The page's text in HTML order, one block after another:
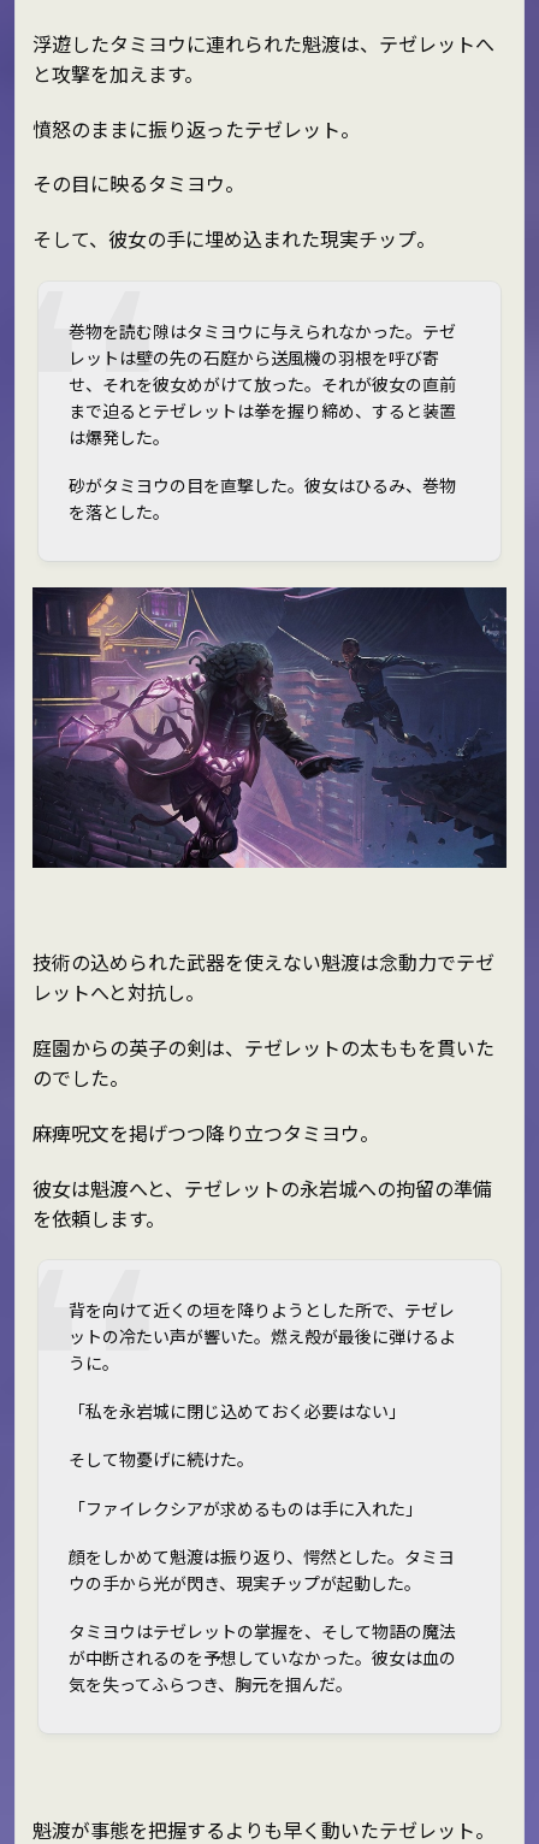
浮遊したタミヨウに連れられた魁渡は、テゼレットへ
と攻撃を加えます。
憤怒のままに振り返ったテゼレット。
その目に映るタミヨウ。
そして、彼女の手に埋め込まれた現実チップ。
巻物を読む隙はタミヨウに与えられなかった。テゼ
レットは壁の先の石庭から送風機の羽根を呼び寄
せ、それを彼女めがけて放った。それが彼女の直前
まで迫るとテゼレットは拳を握り締め、すると装置
は爆発した。
砂がタミヨウの目を直撃した。彼女はひるみ、巻物
を落とした。
技術の込められた武器を使えない魁渡は念動力でテゼ
レットへと対抗し。
庭園からの英子の剣は、テゼレットの太ももを貫いた
のでした。
麻痺呪文を掲げつつ降り立つタミヨウ。
彼女は魁渡へと、テゼレットの永岩城への拘留の準備
を依頼します。
背を向けて近くの垣を降りようとした所で、テゼレ
ットの冷たい声が響いた。燃え殻が最後に弾けるよ
うに。
「私を永岩城に閉じ込めておく必要はない」
そして物憂げに続けた。
「ファイレクシアが求めるものは手に入れた」
顔をしかめて魁渡は振り返り、愕然とした。タミヨ
ウの手から光が閃き、現実チップが起動した。
タミヨウはテゼレットの掌握を、そして物語の魔法
が中断されるのを予想していなかった。彼女は血の
気を失ってふらつき、胸元を掴んだ。
魁渡が事態を把握するよりも早く動いたテゼレット。